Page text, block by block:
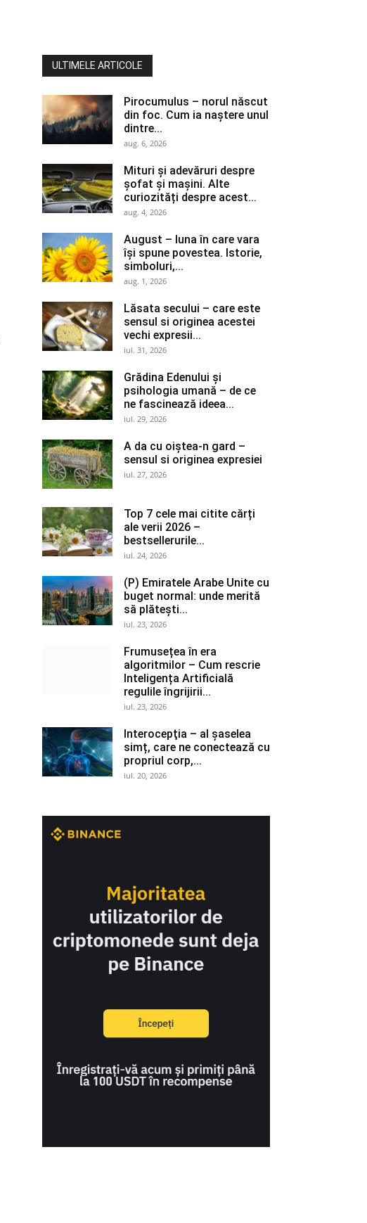
ULTIMELE ARTICOLE
Pirocumulus – norul născut
din foc. Cum ia naștere unul
dintre...
aug. 6, 2026
Mituri și adevăruri despre
șofat și mașini. Alte
curiozități despre acest...
aug. 4, 2026
August – luna în care vara
își spune povestea. Istorie,
simboluri,...
aug. 1, 2026
Lăsata secului – care este
sensul si originea acestei
vechi expresii...
iul. 31, 2026
Grădina Edenului și
psihologia umană – de ce
ne fascinează ideea...
iul. 29, 2026
A da cu oiștea-n gard –
sensul si originea expresiei
iul. 27, 2026
Top 7 cele mai citite cărți
ale verii 2026 –
bestsellerurile...
iul. 24, 2026
(P) Emiratele Arabe Unite cu
buget normal: unde merită
să plătești...
iul. 23, 2026
Frumusețea în era
algoritmilor – Cum rescrie
Inteligența Artificială
regulile îngrijirii...
iul. 23, 2026
Interocepţia – al șaselea
simț, care ne conectează cu
propriul corp,...
iul. 20, 2026